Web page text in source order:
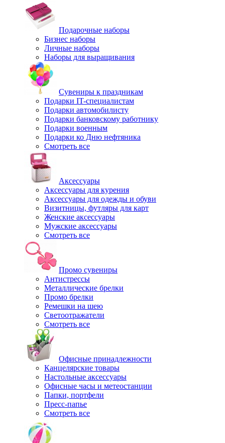
Подарочные наборы
Бизнес наборы
Личные наборы
Наборы для выращивания
Сувениры к праздникам
Подарки IT-специалистам
Подарки автомобилисту
Подарки банковскому работнику
Подарки военным
Подарки ко Дню нефтяника
Смотреть все
Аксессуары
Аксессуары для курения
Аксессуары для одежды и обуви
Визитницы, футляры для карт
Женские аксессуары
Мужские аксессуары
Смотреть все
Промо сувениры
Антистрессы
Металлические брелки
Промо брелки
Ремешки на шею
Светоотражатели
Смотреть все
Офисные принадлежности
Канцелярские товары
Настольные аксессуары
Офисные часы и метеостанции
Папки, портфели
Пресс-папье
Смотреть все